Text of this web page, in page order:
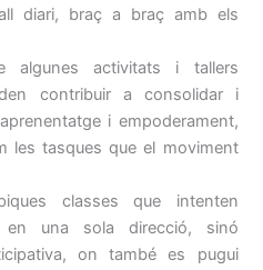
diari, braç a braç amb els
algunes activitats i tallers
contribuir a consolidar i
i empoderament,
les tasques que el moviment
classes que intenten
en una sola direcció, sinó
on també es pugui